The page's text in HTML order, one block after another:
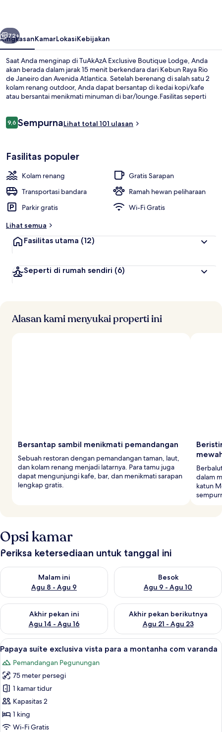
Berikutnya
72+
RingkasanKamarLokasiKebijakan
Saat Anda menginap di TuAkAzA Exclusive Boutique Lodge, Anda
akan berada dalam jarak 15 menit berkendara dari Kebun Raya Rio
de Janeiro dan Avenida Atlantica. Setelah berenang di salah satu 2
kolam renang outdoor, Anda dapat bersantap di kedai kopi/kafe
atau bersantai menikmati minuman di bar/lounge.Fasilitas seperti
Ulasan
9,69,6 dari 10
SempurnaLihat total 101 ulasan
Fasilitas populer
Kolam renang
Gratis Sarapan
Transportasi bandara
Ramah hewan peliharaan
Parkir gratis
Wi-Fi Gratis
Lihat semua
Fasilitas utama (12)
Seperti di rumah sendiri (6)
Alasan kami menyukai properti ini
Bersantap sambil menikmati pemandangan
Sebuah restoran dengan pemandangan taman, laut,
dan kolam renang menjadi latarnya. Para tamu juga
dapat mengunjungi kafe, bar, dan menikmati sarapan
lengkap gratis.
dalam
katun
Opsi kamar
Periksa ketersediaan untuk tanggal ini
Malam ini
Agu 8 - Agu 9
Periksa ketersediaan untuk malam ini Agu 8 - Agu 9
Besok
Agu 9 - Agu 10
Periksa ketersediaan untuk
Akhir pekan ini
Agu 14 - Agu 16
Periksa ketersediaan untuk akhir pekan ini Agu 14 - Agu 16
Akhir pekan berikutnya
Agu 21 - Agu 23
Periksa ketersediaan untuk
Lihat
semua
foto
untuk
Papaya
suíte
exclusiva
vista
Papaya suíte exclusiva vista para a
8
Papaya suíte exclusiva vista para a montanha com varanda
Pemandangan Pegunungan
75 meter persegi
1 kamar tidur
Kapasitas 2
1 king
Wi-Fi Gratis